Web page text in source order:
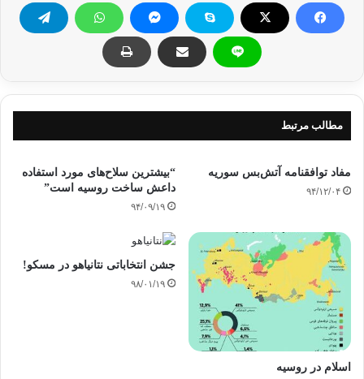
اینکه گفته می شود رژیم قذافی از کمبود تجهیزات رنج می برد درست نیست زیرا هنوز
این رژیم مقادیر زیادی موشک و ماده منفجره در اختیار دارد.
شایان ذکر است که معاون نخست وزیر روسیه در امور آفریقا در شانزده ژوئن گذشته
در طرابلس با تعدادی از مقامات رژیم لیبی دیدار و گفتگو کرد.
منبع: خبرگزاری ها
مطالب مرتبط
مفاد توافقنامه آتش‌بس سوریه
۹۴/۱۲/۰۴
“بیشترین سلاح‌های مورد استفاده
داعش ساخت روسیه است”
۹۴/۰۹/۱۹
اسلام در روسیه
جشن انتخاباتی نتانیاهو در مسکو!
۹۸/۰۱/۱۹